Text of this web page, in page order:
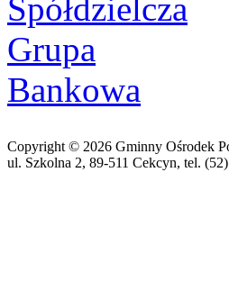
Copyright © 2026 Gminny Ośrodek
ul. Szkolna 2, 89-511 Cekcyn, tel.